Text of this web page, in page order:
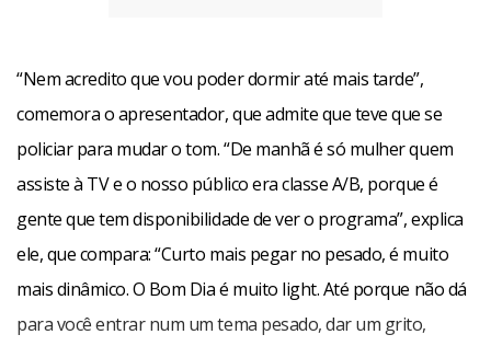
“Nem acredito que vou poder dormir até mais tarde”,
comemora o apresentador, que admite que teve que se
policiar para mudar o tom. “De manhã é só mulher quem
assiste à TV e o nosso público era classe A/B, porque é
gente que tem disponibilidade de ver o programa”, explica
ele, que compara: “Curto mais pegar no pesado, é muito
mais dinâmico. O Bom Dia é muito light. Até porque não dá
para você entrar num um tema pesado, dar um grito,